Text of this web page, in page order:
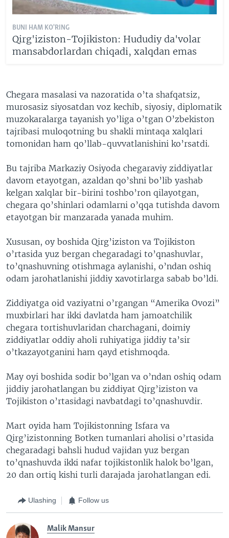
BUNI HAM KO'RING
Qirg'iziston-Tojikiston: Hududiy da'volar
mansabdorlardan chiqadi, xalqdan emas
Chegara masalasi va nazoratida o’ta shafqatsiz,
murosasiz siyosatdan voz kechib, siyosiy, diplomatik
muzokaralarga tayanish yo’liga o’tgan O’zbekiston
tajribasi muloqotning bu shakli mintaqa xalqlari
tomonidan ham qo’llab-quvvatlanishini ko’rsatdi.
Bu tajriba Markaziy Osiyoda chegaraviy ziddiyatlar
davom etayotgan, azaldan qo’shni bo’lib yashab
kelgan xalqlar bir-birini toshbo’ron qilayotgan,
chegara qo’shinlari odamlarni o’qqa tutishda davom
etayotgan bir manzarada yanada muhim.
Xususan, oy boshida Qirg’iziston va Tojikiston
o’rtasida yuz bergan chegaradagi to’qnashuvlar,
to’qnashuvning otishmaga aylanishi, o’ndan oshiq
odam jarohatlanishi jiddiy xavotirlarga sabab bo’ldi.
Ziddiyatga oid vaziyatni o’rgangan “Amerika Ovozi”
muxbirlari har ikki davlatda ham jamoatchilik
chegara tortishuvlaridan charchagani, doimiy
ziddiyatlar oddiy aholi ruhiyatiga jiddiy ta’sir
o’tkazayotganini ham qayd etishmoqda.
May oyi boshida sodir bo’lgan va o’ndan oshiq odam
jiddiy jarohatlangan bu ziddiyat Qirg’iziston va
Tojikiston o’rtasidagi navbatdagi to’qnashuvdir.
Mart oyida ham Tojikistonning Isfara va
Qirg’izistonning Botken tumanlari aholisi o’rtasida
chegaradagi bahsli hudud vajidan yuz bergan
to’qnashuvda ikki nafar tojikistonlik halok bo’lgan,
20 dan ortiq kishi turli darajada jarohatlangan edi.
Ulashing Follow us
Malik Mansur